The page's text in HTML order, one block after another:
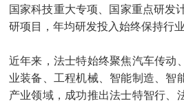
国家科技重大专项、国家重点研发
研项目，年均研发投入始终保持行业
近年来，法士特始终聚焦汽车传动
业装备、工程机械、智能制造、智
产业领域，成功推出法士特智行、